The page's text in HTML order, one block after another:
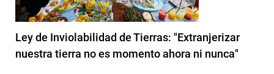
Ley de Inviolabilidad de Tierras: "Extranjerizar
nuestra tierra no es momento ahora ni nunca"